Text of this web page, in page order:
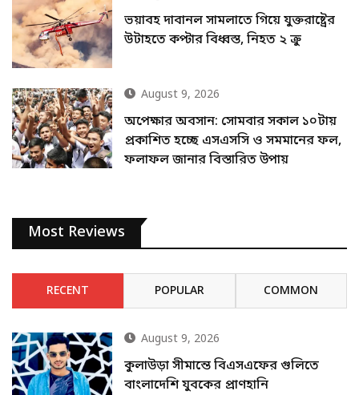
ভয়াবহ দাবানল সামলাতে গিয়ে যুক্তরাষ্ট্রের
উটাহতে কপ্টার বিধ্বস্ত, নিহত ২ ক্রু
August 9, 2026
অপেক্ষার অবসান: সোমবার সকাল ১০টায়
প্রকাশিত হচ্ছে এসএসসি ও সমমানের ফল,
ফলাফল জানার বিস্তারিত উপায়
Most Reviews
RECENT POPULAR COMMON
August 9, 2026
কুলাউড়া সীমান্তে বিএসএফের গুলিতে
বাংলাদেশি যুবকের প্রাণহানি